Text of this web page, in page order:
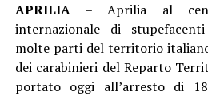
APRILIA– Aprilia al
internazionale di
molte parti del territorio
dei carabinieri del Reparto
portato oggi all’arresto di